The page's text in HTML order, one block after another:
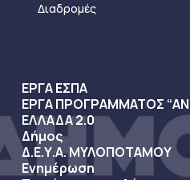
Διαδρομές
ΕΡΓΑ ΕΣΠΑ
ΕΡΓΑ ΠΡΟΓΡΑΜΜΑΤΟΣ
ΕΛΛΑΔΑ 2.0
Δήμος
Δ.Ε.Υ.Α. ΜΥΛΟΠΟΤΑΜΟΥ
Ενημέρωση